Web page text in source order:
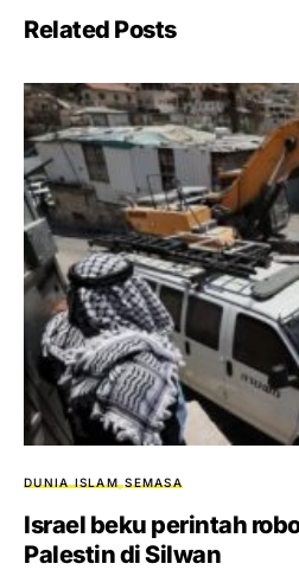
Related Posts
DUNIA ISLAM SEMASA
Israel beku perintah
Palestin di Silwan